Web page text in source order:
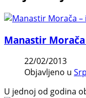
Manastir
22/02/2013
Objavljeno u
U jednoj od godina